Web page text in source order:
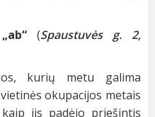
(Spaustuvės g. 2,
kurių metu galima
okupacijos metais
jis padėjo priešintis